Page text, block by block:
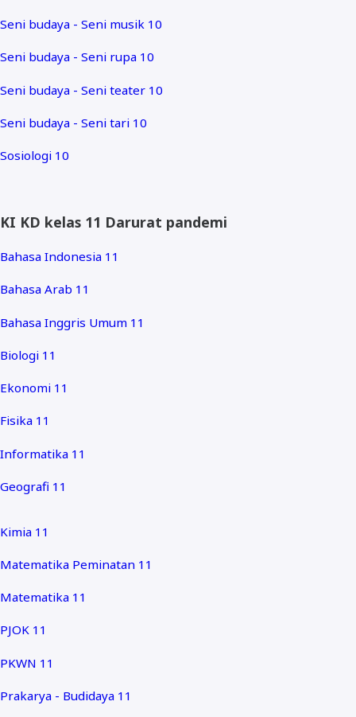
Seni budaya - Seni musik 10
Seni budaya - Seni rupa 10
Seni budaya - Seni teater 10
Seni budaya - Seni tari 10
Sosiologi 10
KI KD kelas 11 Darurat pandemi
Bahasa Indonesia 11
Bahasa Arab 11
Bahasa Inggris Umum 11
Biologi 11
Ekonomi 11
Fisika 11
Informatika 11
Geografi 11
Kimia 11
Matematika Peminatan 11
Matematika 11
PJOK 11
PKWN 11
Prakarya - Budidaya 11